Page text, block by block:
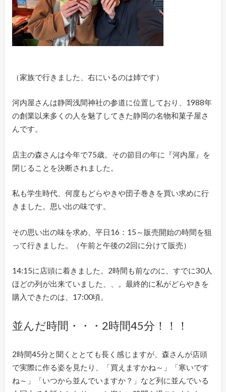
（家族で行きました、右にいるのは姉です）
河内屋さんは静岡浅間神社の参道に位置しており、1988年
の創業以来多くの人を魅了してきた静岡の名物和菓子屋さ
んです。
店主の森さんは今年で75歳。その節目の年に『河内屋』を
閉じることを決断されました。
私も学生時代、何度もどらやきや団子巻きを買い求めに行
きました。思い出の味です。
その思い出の味を求め、平日16：15～販売開始の時間を狙
って行きました。（午前と午後の2回に分けて販売）
14:15に店頭に着きました。2時間も前なのに、すでに30人
ほどの列が出来ていました、、。最終的に私がどらやきを
購入できたのは、17:00頃。
並んだ時間・・・2時間45分！！！
2時間45分と聞くととても長く感じますが、森さんが店頭
で実際に作る姿を見たり、「買えますかね～」「寒いです
ね～」「いつから並んでいますか？」など列に並んでいる